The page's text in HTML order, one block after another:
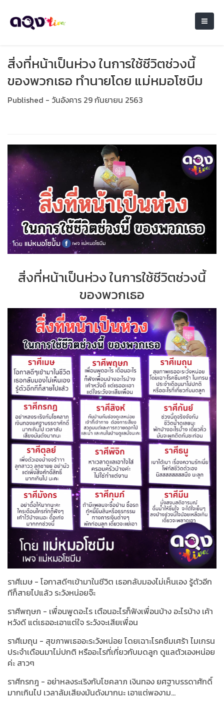
สิ่งที่หน้าเป็นห่วง ในการใช้ชีวิตช่วงนี้
ของพวกเธอ ทำนายโดย แม่หมอโซบีม
Published - วันอังคาร 29 กันยายน 2563
สิ่งที่หน้าเป็นห่วง ในการใช้ชีวิตช่วงนี้
ของพวกเธอ
ราศีเมษ - โอกาสดีๆเข้ามาในชีวิต เธอกลับมองไม่เห็นเอง รู้ตัวอีก
ทีก็สายไปแล้ว ระวังหน่อยจ๊ะ
ราศีพฤษภ - เพื่อนพูดอะไร เตือนอะไรก็ฟังเพื่อนบ้าง อะไรบ้าง เค้า
หวังดี แต่เธออะเอาแต่ใจ ระวังจะเสียเพื่อน
ราศีเมถุน - สุขภาพเธออะระวังหน่อย โดยเฉาะโรคซึมเศร้า ไมเกรน
ประจำเดือนมาไม่ปกติ หรืออะไรที่เกี่ยวกับมดลูก ดูแลตัวเองหน่อย
ค่ะ สาวๆ
ราศีกรกฎ - อย่าหลงระเริงกับโชคลาภ เงินทอง ยศฐาบรรดาศักดิ์
มากเกินไป เวลาล้มเสียงมันดังมากนะ เอาแต่พองาม...